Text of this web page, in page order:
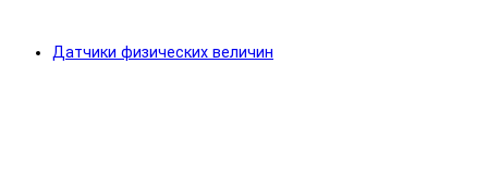
Датчики физических величин